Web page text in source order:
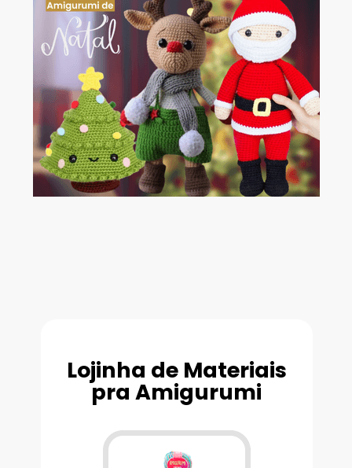
Lojinha de Materiais
pra Amigurumi